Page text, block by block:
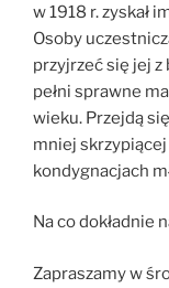
w 1918 r. zyskał
Osoby
przyjrzeć się jej z
pełni sprawne
wieku. Przejdą
mniej skrzypiącej
kondygnacjach
Na co dokładnie
Zapraszamy w